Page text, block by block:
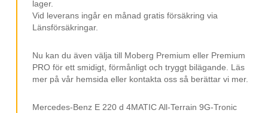
Parkeringssensorer PDC
Navigation GPS
LED Strålkastare
Skyltigenkänning
Klädsel Halvskinn
lager.
Vid leverans ingår en månad gratis försäkring via
Länsförsäkringar.
Nu kan du även välja till Moberg Premium eller Premium
PRO för ett smidigt, förmånligt och tryggt bilägande. Läs
mer på vår hemsida eller kontakta oss så berättar vi mer.
Mercedes-Benz E 220 d 4MATIC All-Terrain 9G-Tronic